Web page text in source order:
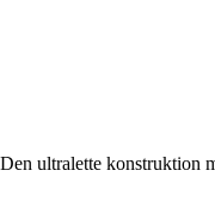
ultralette